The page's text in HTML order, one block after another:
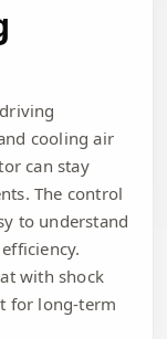
cooling air
can stay
The control
to understand
with shock
for long-term